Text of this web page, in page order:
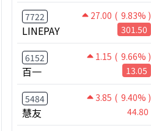
7722 27.00 ( 9.83% )
LINEPAY 301.50
6152 1.15 ( 9.66% )
百一 13.05
5484 3.85 ( 9.40% )
慧友 44.80